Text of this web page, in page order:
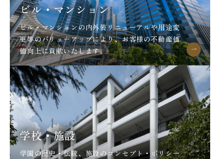
ビル・マンション
ビル・マンションの内外装リニューアルや用途変
更等のバリューアップにより、お客様の不動産価
値向上に貢献いたします。
学校・施設
学園の歴史・伝統、施設のコンセプト・ポリシー